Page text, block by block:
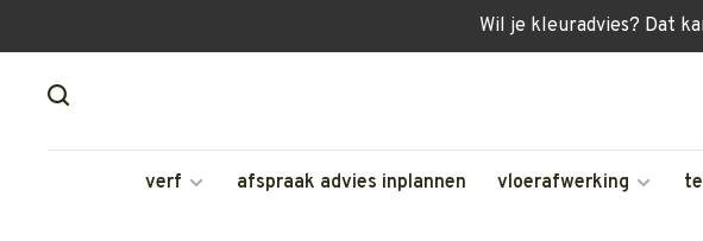
Wil je kleuradvies? Dat
verf afspraak advies inplannen vloerafwerking